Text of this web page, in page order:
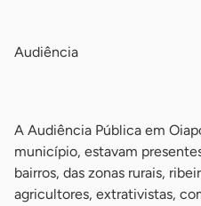
Audiência
A Audiência Pública em
município, estavam
bairros, das zonas rurais,
agricultores, extrativistas,